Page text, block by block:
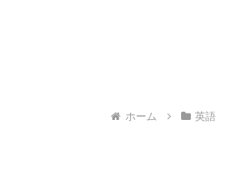
ホーム 英語